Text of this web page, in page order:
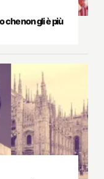
che non gli è più